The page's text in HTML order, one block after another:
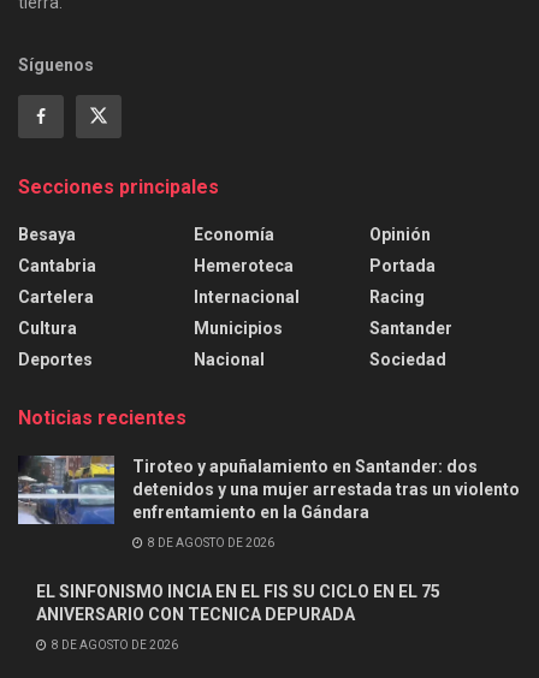
Síguenos
Secciones principales
Besaya
Cantabria
Cartelera
Cultura
Deportes
Economía
Hemeroteca
Internacional
Municipios
Nacional
Opinión
Portada
Racing
Santander
Sociedad
Noticias recientes
Tiroteo y apuñalamiento en Santander: dos
detenidos y una mujer arrestada tras un violento
enfrentamiento en la Gándara
8 DE AGOSTO DE 2026
EL SINFONISMO INCIA EN EL FIS SU CICLO EN EL 75
ANIVERSARIO CON TECNICA DEPURADA
8 DE AGOSTO DE 2026